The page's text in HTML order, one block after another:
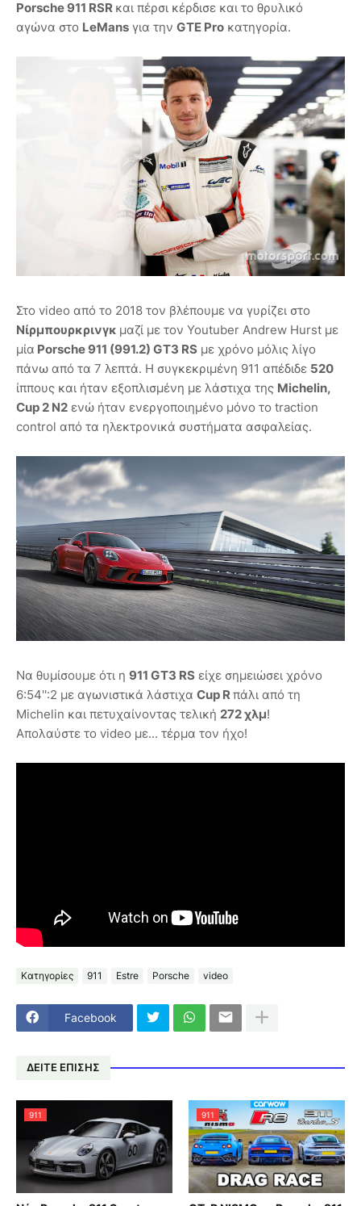
Porsche 911 RSR και πέρσι κέρδισε και το θρυλικό
αγώνα στο LeMans για την GTE Pro κατηγορία.
Στο video από το 2018 τον βλέπουμε να γυρίζει στο
Νίρμπουρκρινγκ μαζί με τον Youtuber Andrew Hurst με
μία Porsche 911 (991.2) GT3 RS με χρόνο μόλις λίγο
πάνω από τα 7 λεπτά. Η συγκεκριμένη 911 απέδιδε 520
ίππους και ήταν εξοπλισμένη με λάστιχα της Michelin,
Cup 2 N2 ενώ ήταν ενεργοποιημένο μόνο το traction
control από τα ηλεκτρονικά συστήματα ασφαλείας.
Να θυμίσουμε ότι η 911 GT3 RS είχε σημειώσει χρόνο
6:54'':2 με αγωνιστικά λάστιχα Cup Rπάλι από τη
Michelin και πετυχαίνοντας τελική 272 χλμ!
Απολαύστε το video με... τέρμα τον ήχο!
Κατηγορίες 911 Estre Porsche video
Facebook
ΔΕΙΤΕ ΕΠΙΣΗΣ
911 911